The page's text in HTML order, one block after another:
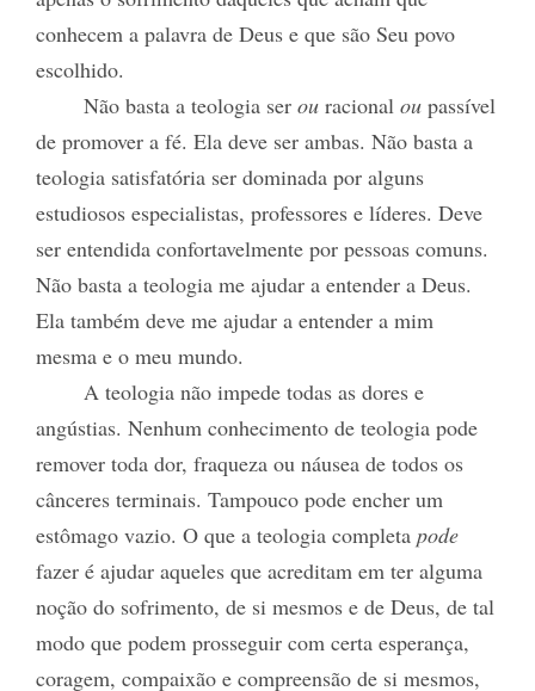
conhecem a palavra de Deus e que são Seu povo
escolhido.
Não basta a teologia ser ouracional oupassível
de promover a fé. Ela deve ser ambas. Não basta a
teologia satisfatória ser dominada por alguns
estudiosos especialistas, professores e líderes. Deve
ser entendida confortavelmente por pessoas comuns.
Não basta a teologia me ajudar a entender a Deus.
Ela também deve me ajudar a entender a mim
mesma e o meu mundo.
A teologia não impede todas as dores e
angústias. Nenhum conhecimento de teologia pode
remover toda dor, fraqueza ou náusea de todos os
cânceres terminais. Tampouco pode encher um
estômago vazio. O que a teologia completa pode
fazer é ajudar aqueles que acreditam em ter alguma
noção do sofrimento, de si mesmos e de Deus, de tal
modo que podem prosseguir com certa esperança,
coragem, compaixão e compreensão de si mesmos,